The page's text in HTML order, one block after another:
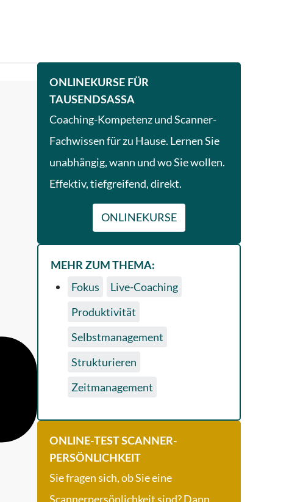
ONLINEKURSE FÜR
TAUSENDSASSA
Coaching-Kompetenz und Scanner-
Fachwissen für zu Hause. Lernen Sie
unabhängig, wann und wo Sie wollen.
Effektiv, tiefgreifend, direkt.
ONLINEKURSE
MEHR ZUM THEMA:
Fokus
Live-Coaching
Produktivität
Selbstmanagement
Strukturieren
Zeitmanagement
ONLINE-TEST SCANNER-
PERSÖNLICHKEIT
Sie fragen sich, ob Sie eine
Scannerpersönlichkeit sind? Dann